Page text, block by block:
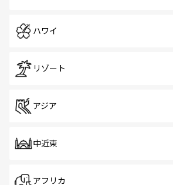
ハワイ
リゾート
アジア
中近東
アフリカ